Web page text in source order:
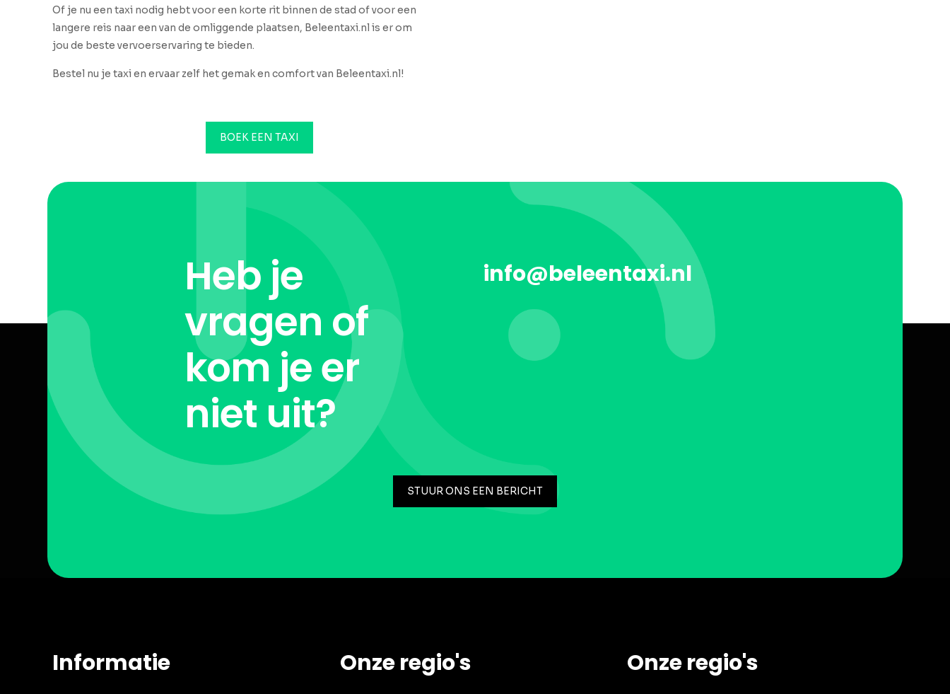
Of je nu een taxi nodig hebt voor een korte rit binnen de stad of voor een
langere reis naar een van de omliggende plaatsen, Beleentaxi.nl is er om
jou de beste vervoerservaring te bieden.
Bestel nu je taxi en ervaar zelf het gemak en comfort van Beleentaxi.nl!
BOEK EEN TAXI
Heb je
vragen of
kom je er
niet uit?
info@beleentaxi.nl
STUUR ONS EEN BERICHT
Informatie Onze regio's Onze regio's